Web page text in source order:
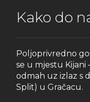
Kako do
Poljoprivredno
se u mjestu Kijani
odmah uz izlaz s
Split) u Gračacu.